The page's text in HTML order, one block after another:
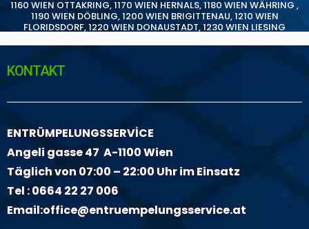
1160 WIEN OTTAKRING,1170 WIEN HERNALS,1180 WIEN WÄHRING ,
1190 WIEN DÖBLING,1200 WIEN BRIGITTENAU,1210 WIEN
FLORIDSDORF,1220 WIEN DONAUSTADT,1230 WIEN LIESING
KONTAKT
ENTRÜMPELUNGSSERVİCE
Angeli gasse 47 A-1100 Wien
Täglich von 07:00 – 22:00 Uhr im Einsatz
Tel :0664 22 27 006
Email:office@entruempelungsservice.at